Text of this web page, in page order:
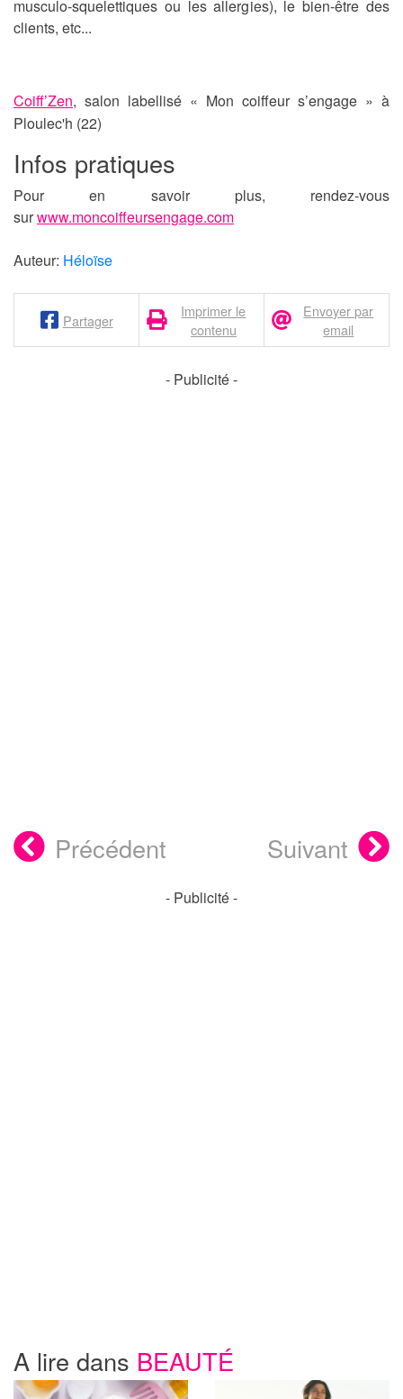
musculo-squelettiques ou les allergies), le bien-être des
clients, etc...
Coiff’Zen, salon labellisé « Mon coiffeur s’engage » à
Ploulec'h (22)
Infos pratiques
Pour en savoir plus, rendez-vous
surwww.moncoiffeursengage.com
Auteur: Héloïse
Partager
Imprimer le
contenu
Envoyer par
email
- Publicité -
Précédent Suivant
- Publicité -
A lire dans BEAUTÉ